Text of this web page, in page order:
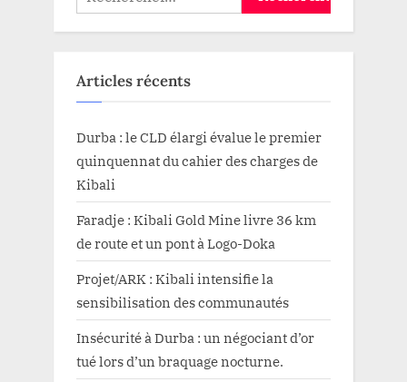
Articles récents
Durba : le CLD élargi évalue le premier
quinquennat du cahier des charges de
Kibali
Faradje : Kibali Gold Mine livre 36 km
de route et un pont à Logo-Doka
Projet/ARK : Kibali intensifie la
sensibilisation des communautés
Insécurité à Durba : un négociant d’or
tué lors d’un braquage nocturne.